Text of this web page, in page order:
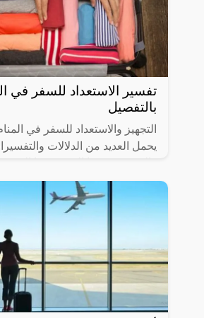
تفسير الاستعداد للسفر في
بالتفصيل
التجهيز والاستعداد للسفر في
يحمل العديد من الدلالات
باختلاف الرؤية وكذلك